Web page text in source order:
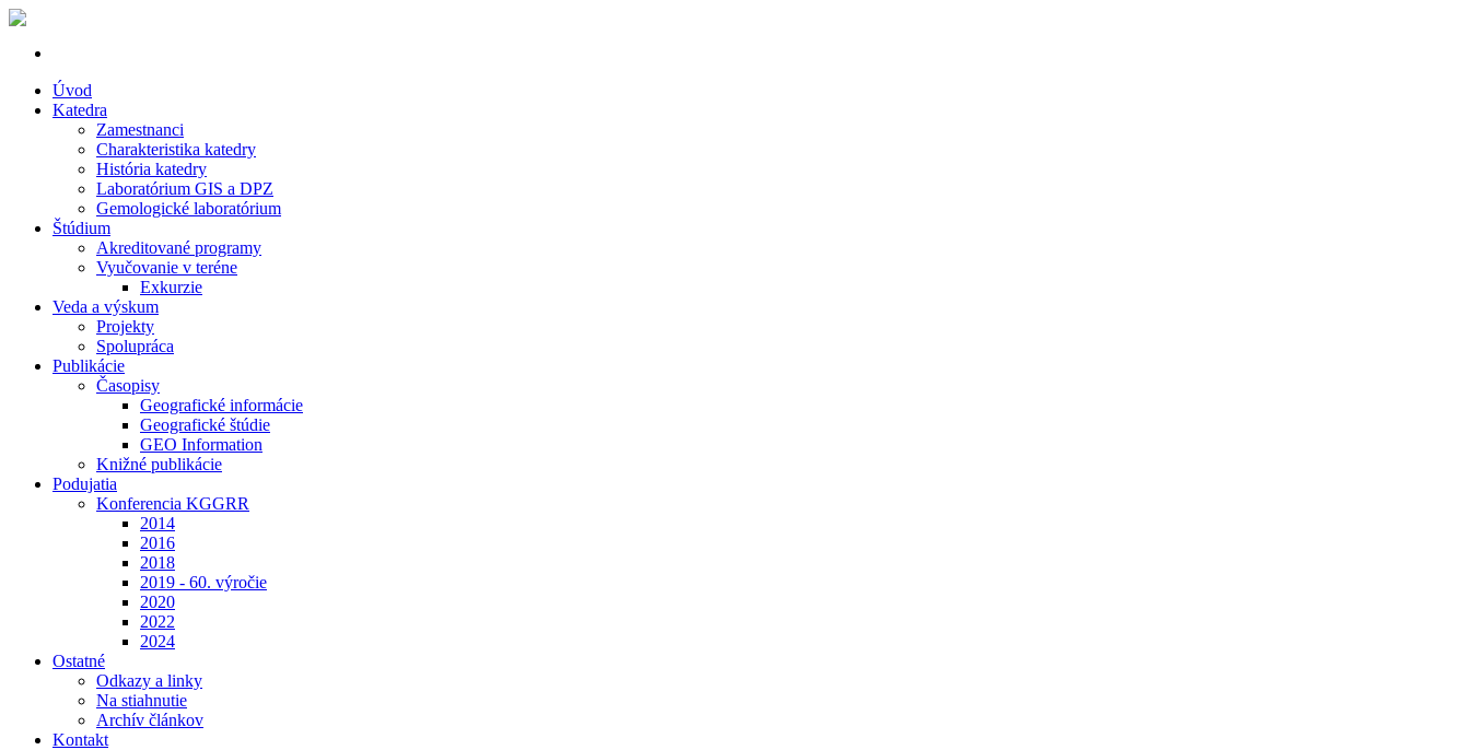
Úvod
Katedra
Zamestnanci
Charakteristika katedry
História katedry
Laboratórium GIS a DPZ
Gemologické laboratórium
Štúdium
Akreditované programy
Vyučovanie v teréne
Exkurzie
Veda a výskum
Projekty
Spolupráca
Publikácie
Časopisy
Geografické informácie
Geografické štúdie
GEO Information
Knižné publikácie
Podujatia
Konferencia KGGRR
2014
2016
2018
2019 - 60. výročie
2020
2022
2024
Ostatné
Odkazy a linky
Na stiahnutie
Archív článkov
Kontakt